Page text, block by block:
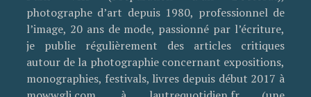
photographe d’art depuis 1980, professionnel de
l’image, 20 ans de mode, passionné par l’écriture,
je publie régulièrement des articles critiques
autour de la photographie concernant expositions,
monographies, festivals, livres depuis début 2017 à